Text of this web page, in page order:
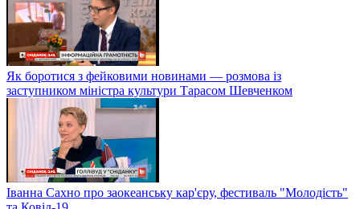
Як боротися з фейковими новинами — розмова із
заступником міністра культури Тарасом Шевченком
Іванна Сахно про заокеанську кар'єру, фестиваль "Молодість"